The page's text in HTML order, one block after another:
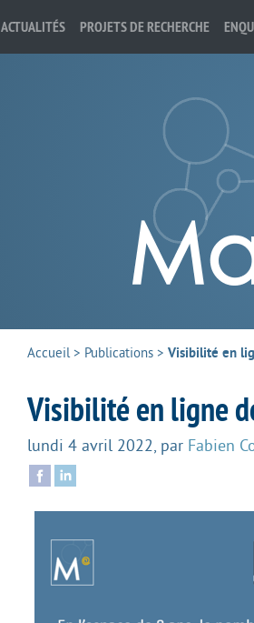
ACTUALITÉS PROJETS DE RECHERCHE
Accueil> Publications > Visibilité en
Visibilité en ligne
lundi 4 avril 2022 par Fabien